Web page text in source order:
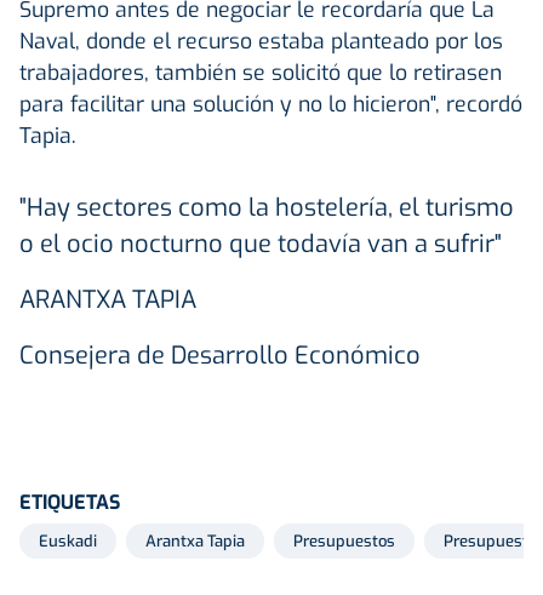
Supremo antes de negociar le recordaría que La
Naval, donde el recurso estaba planteado por los
trabajadores, también se solicitó que lo retirasen
para facilitar una solución y no lo hicieron", recordó
Tapia.
"Hay sectores como la hostelería, el turismo
o el ocio nocturno que todavía van a sufrir"
ARANTXA TAPIA
Consejera de Desarrollo Económico
ETIQUETAS
Euskadi Arantxa Tapia Presupuestos